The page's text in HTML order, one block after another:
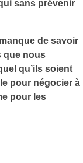
sans prévenir
de savoir
que nous
qu’ils soient
pour négocier à
pour les